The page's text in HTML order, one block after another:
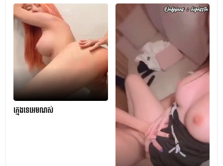
ក្មេងទេអេមណស់